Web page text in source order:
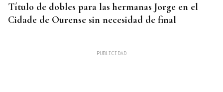
Título de dobles para las hermanas Jorge en el
Cidade de Ourense sin necesidad de final